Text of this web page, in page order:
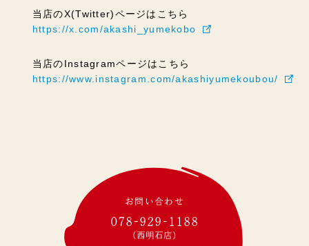
当店のX(Twitter)ページはこちら
https://x.com/akashi_yumekobo
当店のInstagramページはこちら
https://www.instagram.com/akashiyumekoubou/
お問い合わせ
078-929-1188
(西明石店)